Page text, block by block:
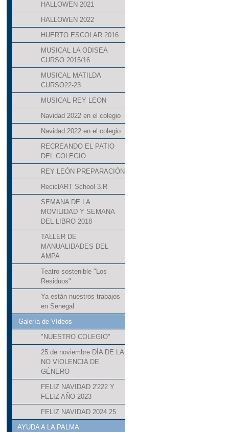
HALLOWEN 2021
HALLOWEN 2022
HUERTO ESCOLAR 2016
MUSICAL LA ODISEA
CURSO 2015/16
MUSICAL MATILDA
CURSO22-23
MUSICAL REY LEON
Navidad 2022 en el colegio
Navidad 2022 en el colegio
RECREANDO EL PATIO
DEL COLEGIO
REY LEÓN PREPARACIÓN
ReciclART School 3.R
SEMANA DE LA
MOVILIDAD Y SEMANA
DEL LIBRO 2018
TALLER DE
MANUALIDADES DEL
AMPA
Teatro sostenible "Los
Residuos"
Ya están nuestros trabajos
en Senegal
Galería de Vídeos
"NUESTRO COLEGIO"
25 de noviembre DÍA DE LA
NO VIOLENCIA DE
GÉNERO
FELIZ NAVIDAD 2'222 Y
FELIZ AÑO 2023
FELIZ NAVIDAD 2024 25
AYUDA A LA PALMA